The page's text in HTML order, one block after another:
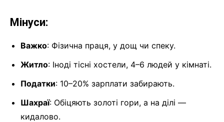
Мінуси:
Важко: Фізична праця, у дощ чи спеку.
Житло: Іноді тісні хостели, 4–6 людей у кімнаті.
Податки: 10–20% зарплати забирають.
Шахраї: Обіцяють золоті гори, а на ділі —
кидалово.